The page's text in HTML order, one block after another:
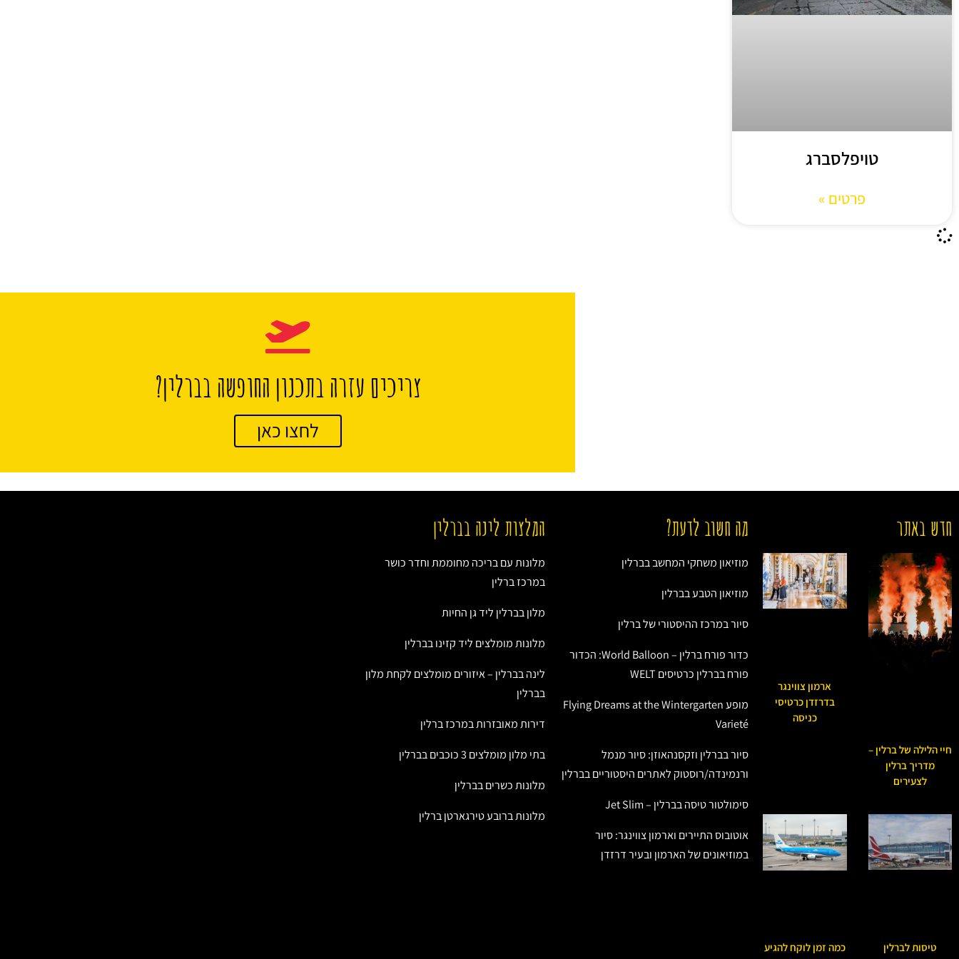
טויפלסברג
פרטים »
צריכים עזרה בתכנון החופשה בברלין?
לחצו כאן
חדש באתר
חיי הלילה של ברלין –
מדריך ברלין
לצעירים
ארמון צווינגר
בדרזדן כרטיסי
כניסה
טיסות לברלין
כמה זמן לוקח להגיע
מה חשוב לדעת?
מוזיאון משחקי המחשב בברלין
מוזיאון הטבע בברלין
סיור במרכז ההיסטורי של ברלין
כדור פורח ברלין – World Balloon: הכדור
פורח בברלין כרטיסים WELT
מופע Flying Dreams at the Wintergarten
Varieté
סיור בברלין וזקסנהאוזן: סיור מנמל
ורנמינדה/רוסטוק לאתרים היסטוריים בברלין
סימולטור טיסה בברלין – Jet Slim
אוטובוס התיירים וארמון צווינגר: סיור
במוזיאונים של הארמון ובעיר דרזדן
המלצות לינה בברלין
מלונות עם בריכה מחוממת וחדר כושר
במרכז ברלין
מלון בברלין ליד גן החיות
מלונות מומלצים ליד קזינו בברלין
לינה בברלין – איזורים מומלצים לקחת מלון
בברלין
דירות מאובזרות במרכז ברלין
בתי מלון מומלצים 3 כוכבים בברלין
מלונות כשרים בברלין
מלונות ברובע טירגארטן ברלין